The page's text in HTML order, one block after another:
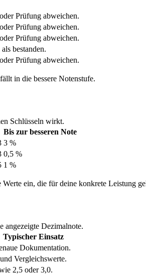
Prüfung abweichen.
Prüfung abweichen.
Prüfung abweichen.
bestanden.
Prüfung abweichen.
in die bessere Notenstufe.
Schlüsseln wirkt.
Bis zur besseren Note
3 %
0,5 %
1 %
ein, die für deine konkrete Leistung
angezeigte Dezimalnote.
Typischer Einsatz
Dokumentation.
Vergleichswerte.
2,5 oder 3,0.